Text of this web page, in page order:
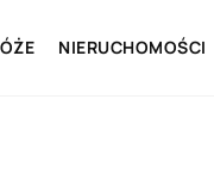
NIERUCHOMOŚCI